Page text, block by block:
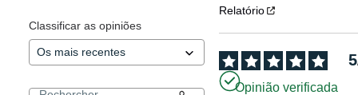
Classificar as opiniões
Relatório
5
Opinião verificada